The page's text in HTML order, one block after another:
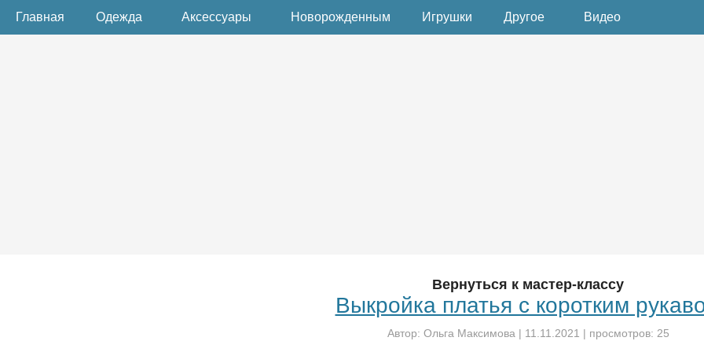
Главная Одежда Аксессуары Новорожденным Игрушки Другое Видео
Вернуться к мастер-классу
Выкройка платья с коротким
Автор: Ольга Максимова | 11.11.2021 | просмотров: 25